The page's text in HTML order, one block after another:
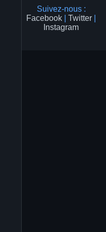
Suivez-nous :
Facebook
Twitter
Instagram